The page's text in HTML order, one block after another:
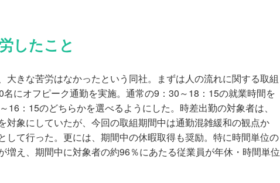
したこと
大きな苦労はなかったという同社。まずは人の流れに関する取組
にオフピーク通勤を実施。通常の9：30～18：15の就業時間を
16：15のどちらかを選べるようにした。時差出勤の対象者は、
対象にしていたが、今回の取組期間中は通勤混雑緩和の観点か
して行った。更には、期間中の休暇取得も奨励。特に時間単位の
増え、期間中に対象者の約96％にあたる従業員が年休・時間単位